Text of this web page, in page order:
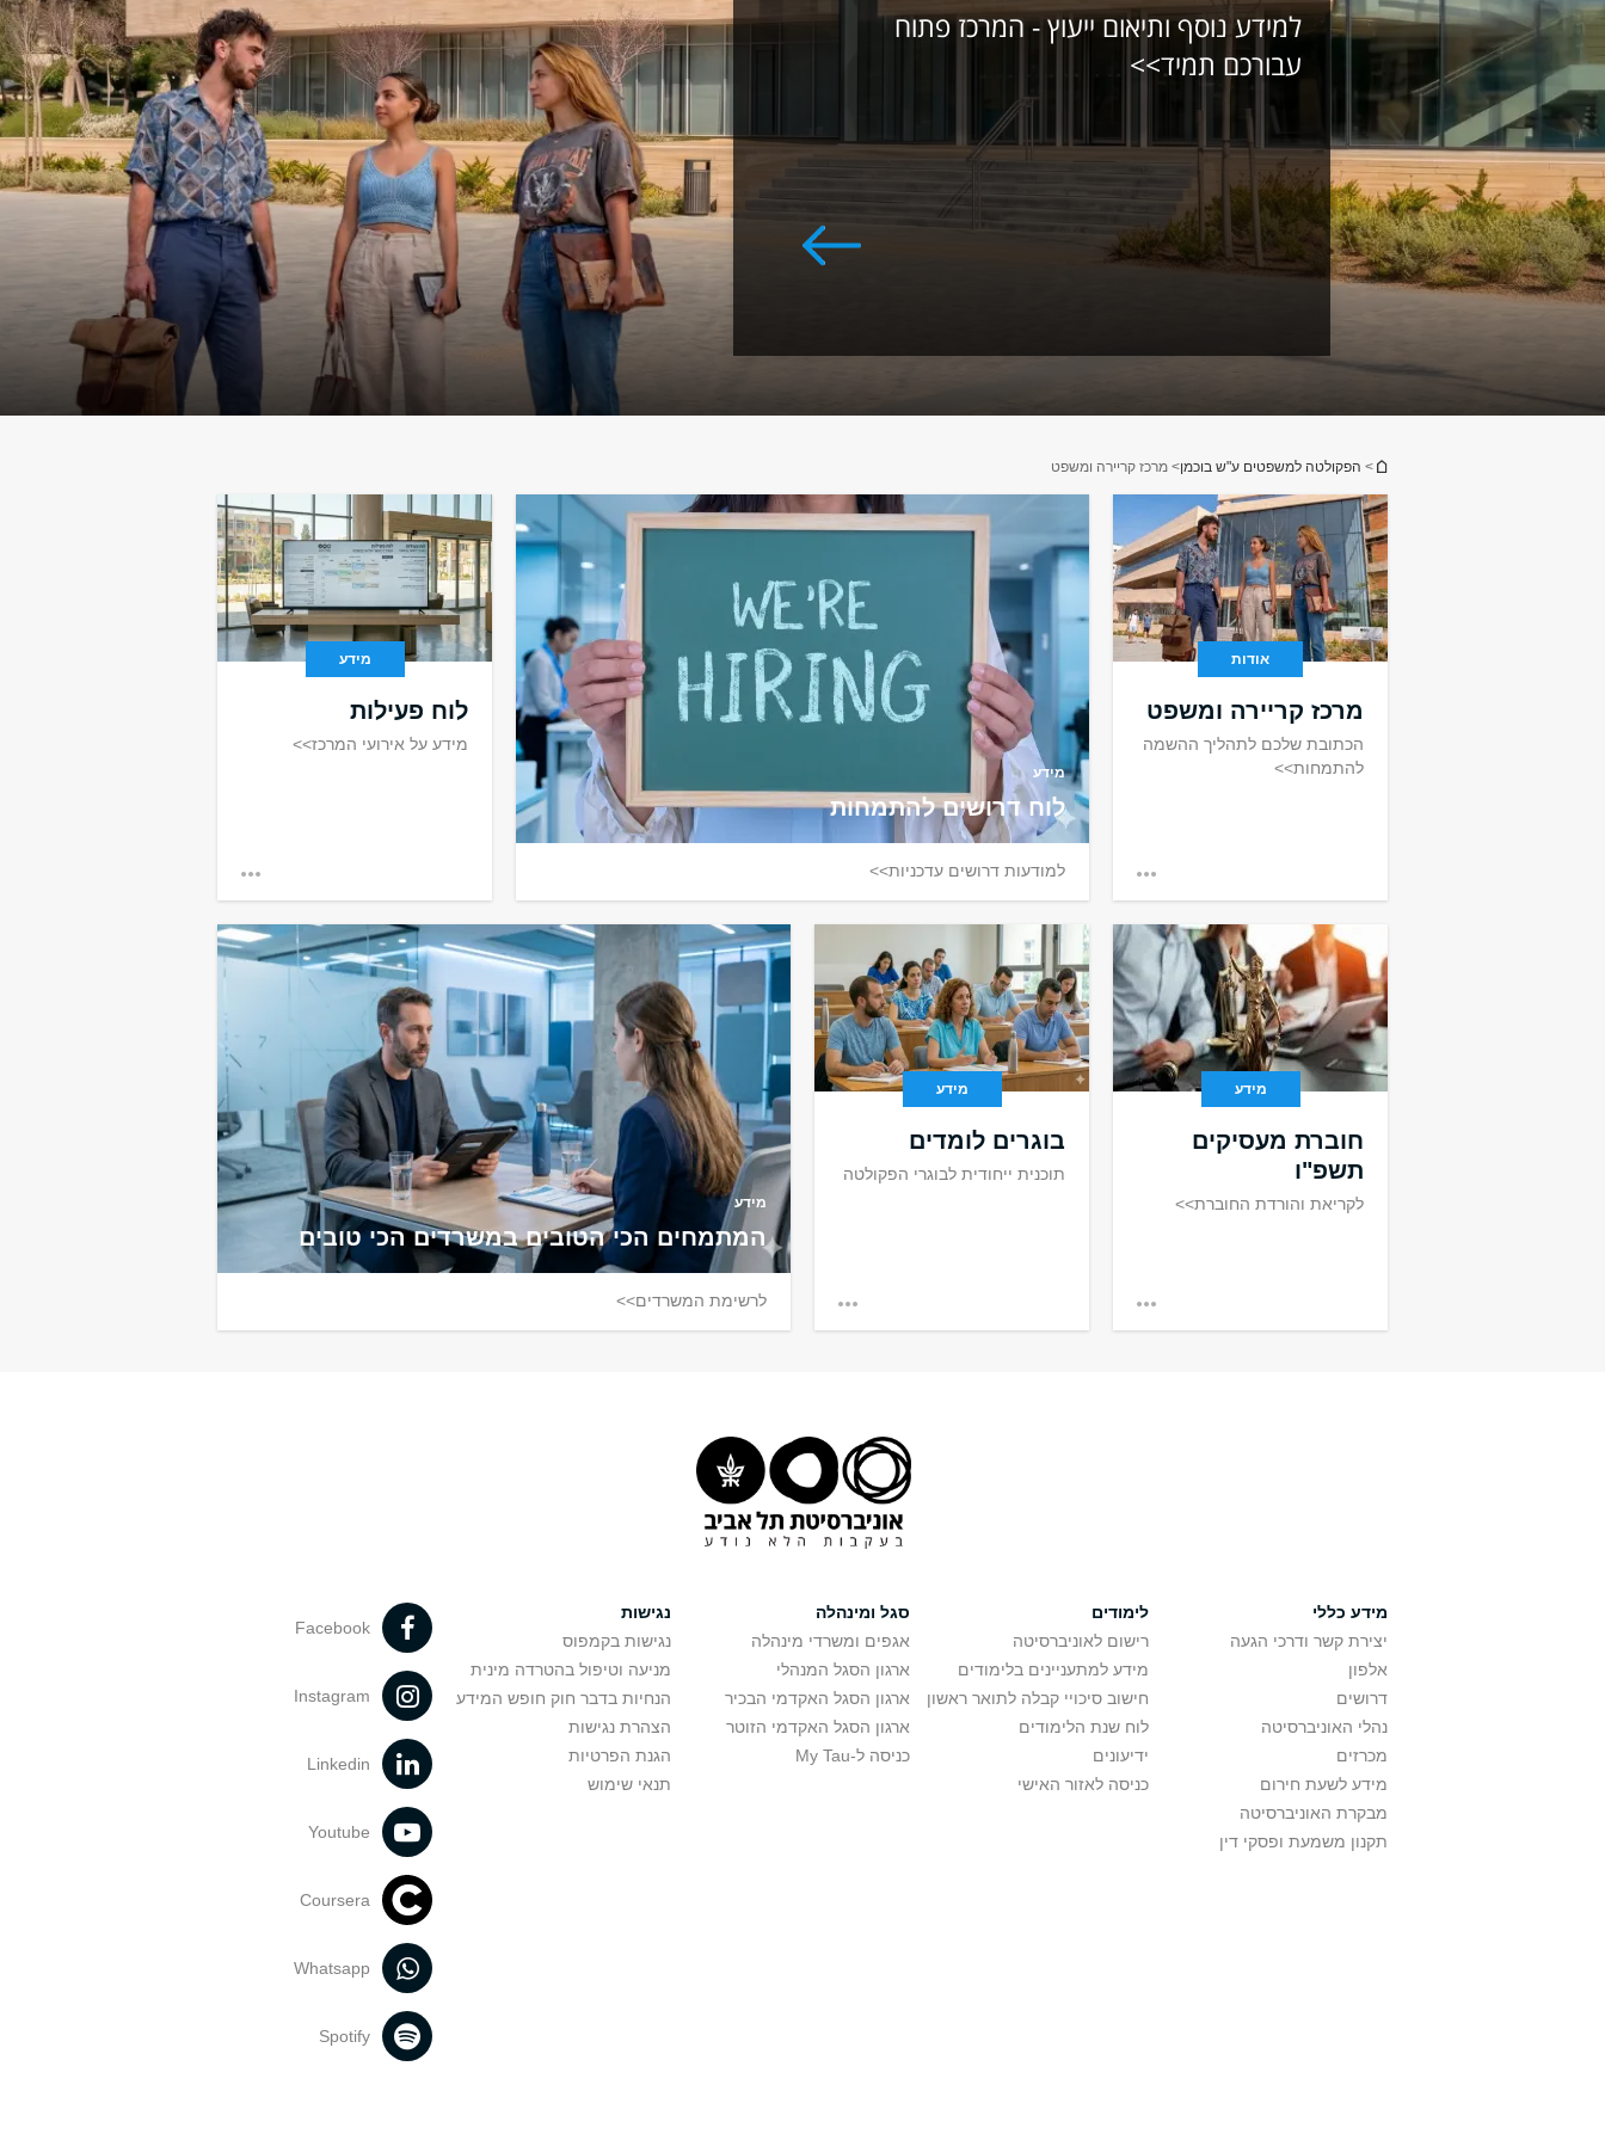
למידע נוסף ותיאום ייעוץ - המרכז פתוח
עבורכם תמיד>>
הינך נמצא כאן
> הפקולטה למשפטים ע"ש בוכמן> מרכז קריירה ומשפט
אודות
מרכז קריירה ומשפט
הכתובת שלכם לתהליך ההשמה
להתמחות>>
מידע
לוח דרושים להתמחות
למודעות דרושים עדכניות>>
מידע
לוח פעילות
מידע על אירועי המרכז>>
מידע
חוברת מעסיקים
תשפ"ו
לקריאת והורדת החוברת>>
מידע
בוגרים לומדים
תוכנית ייחודית לבוגרי הפקולטה
מידע
המתמחים הכי הטובים במשרדים הכי טובים
לרשימת המשרדים>>
מידע כללי
יצירת קשר ודרכי הגעה
אלפון
דרושים
נהלי האוניברסיטה
מכרזים
מידע לשעת חירום
מבקרת האוניברסיטה
תקנון משמעת ופסקי דין
לימודים
רישום לאוניברסיטה
מידע למתעניינים בלימודים
חישוב סיכויי קבלה לתואר ראשון
לוח שנת הלימודים
ידיעונים
כניסה לאזור האישי
סגל ומינהלה
אגפים ומשרדי מינהלה
ארגון הסגל המנהלי
ארגון הסגל האקדמי הבכיר
ארגון הסגל האקדמי הזוטר
כניסה ל-My Tau
נגישות
נגישות בקמפוס
מניעה וטיפול בהטרדה מינית
הנחיות בדבר חוק חופש המידע
הצהרת נגישות
הגנת הפרטיות
תנאי שימוש
Facebook
Instagram
Linkedin
Youtube
Coursera
Whatsapp
Spotify